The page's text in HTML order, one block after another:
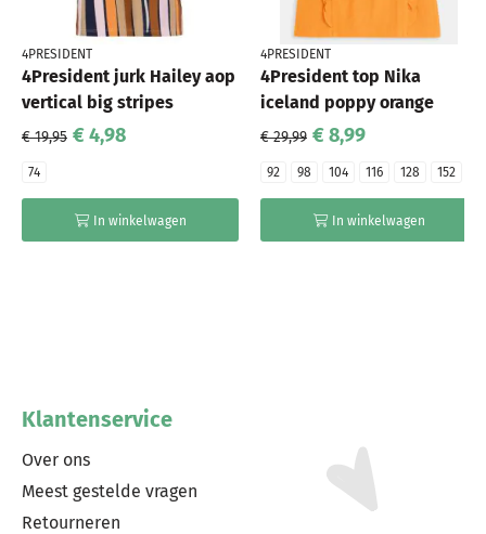
4PRESIDENT
4President jurk Hailey aop
vertical big stripes
€ 19,95 € 4,98
74
In winkelwagen
4PRESIDENT
4President top Nika
iceland poppy orange
€ 29,99 € 8,99
92 98 104 116 128 152
In winkelwagen
Klantenservice
Over ons
Meest gestelde vragen
Retourneren